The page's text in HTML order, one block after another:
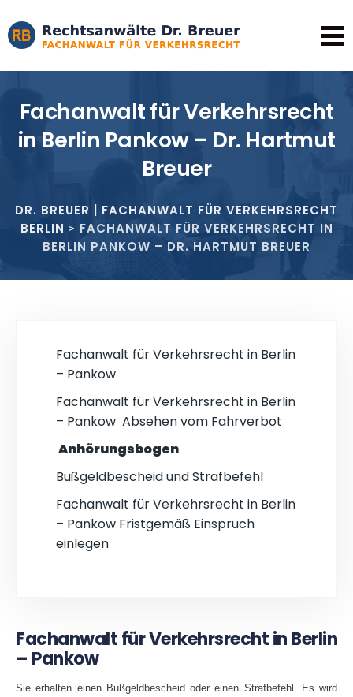
Fachanwalt für Verkehrsrecht
in Berlin Pankow – Dr. Hartmut
Breuer
DR. BREUER | FACHANWALT FÜR VERKEHRSRECHT
BERLIN > FACHANWALT FÜR VERKEHRSRECHT IN
BERLIN PANKOW – DR. HARTMUT BREUER
Fachanwalt für Verkehrsrecht in Berlin
– Pankow
Sie erhalten einen Bußgeldbescheid oder einen Strafbefehl. Es wird
Fachanwalt für Verkehrsrecht in Berlin
– Pankow
Fachanwalt für Verkehrsrecht in Berlin
– Pankow Absehen vom Fahrverbot
Anhörungsbogen
Bußgeldbescheid und Strafbefehl
Fachanwalt für Verkehrsrecht in Berlin
– Pankow Fristgemäß Einspruch
einlegen